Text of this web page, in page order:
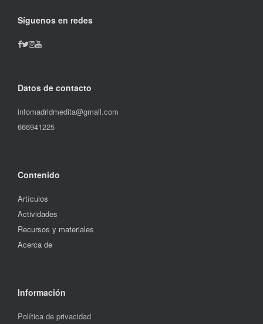
Síguenos en redes
Datos de contacto
infomadridmedita@gmail.com
666941225
Contenido
Artículos
Actividades
Recursos y materiales
Acerca de
Información
Política de privacidad